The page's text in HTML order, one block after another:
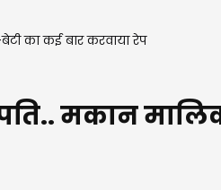
का कई बार करवाया रेप
मकान